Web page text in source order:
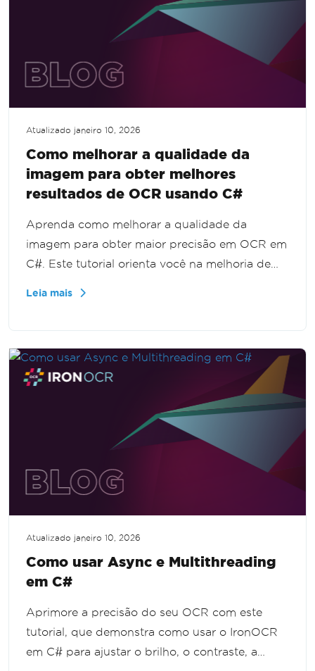
Atualizado janeiro 10, 2026
Como melhorar a qualidade da
imagem para obter melhores
resultados de OCR usando C#
Aprenda como melhorar a qualidade da
imagem para obter maior precisão em OCR em
C#. Este tutorial orienta você na melhoria de
reconhecimento.
Leia mais
Atualizado janeiro 10, 2026
Como usar Async e Multithreading
em C#
Aprimore a precisão do seu OCR com este
tutorial, que demonstra como usar o IronOCR
em C# para ajustar o brilho, o contraste, a